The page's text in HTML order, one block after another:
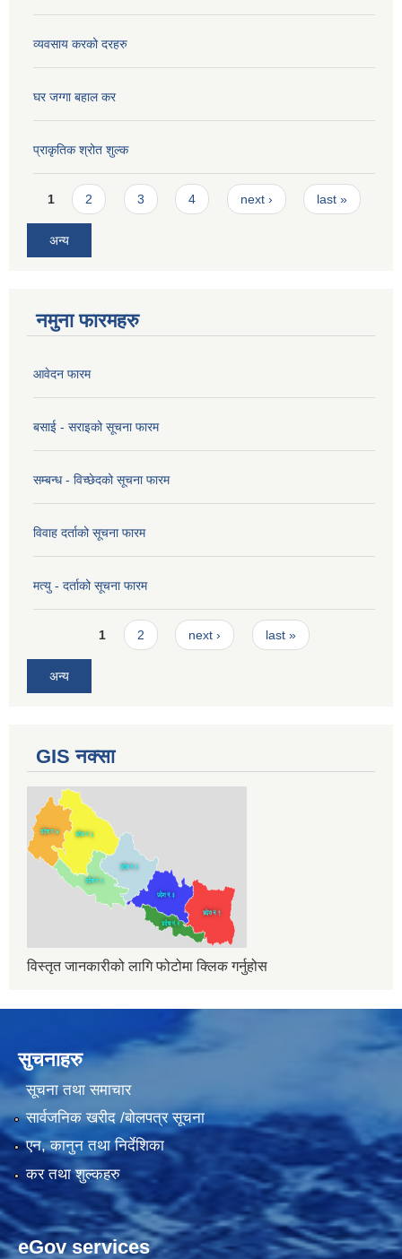
व्यवसाय करको दरहरु
घर जग्गा बहाल कर
प्राकृतिक श्रोत शुल्क
Pages
1 2 3 4 next › last »
अन्य
नमुना फारमहरु
आवेदन फारम
बसाई - सराइको सूचना फारम
सम्बन्ध - विच्छेदको सूचना फारम
विवाह दर्ताको सूचना फारम
मत्यु - दर्ताको सूचना फारम
Pages1 2 next › last »
अन्य
GIS नक्सा
विस्तृत जानकारीको लागि फोटोमा क्लिक गर्नुहोस
सुचनाहरु
सूचना तथा समाचार
सार्वजनिक खरीद /बोलपत्र सूचना
एन, कानुन तथा निर्देशिका
कर तथा शुल्कहरु
eGov services